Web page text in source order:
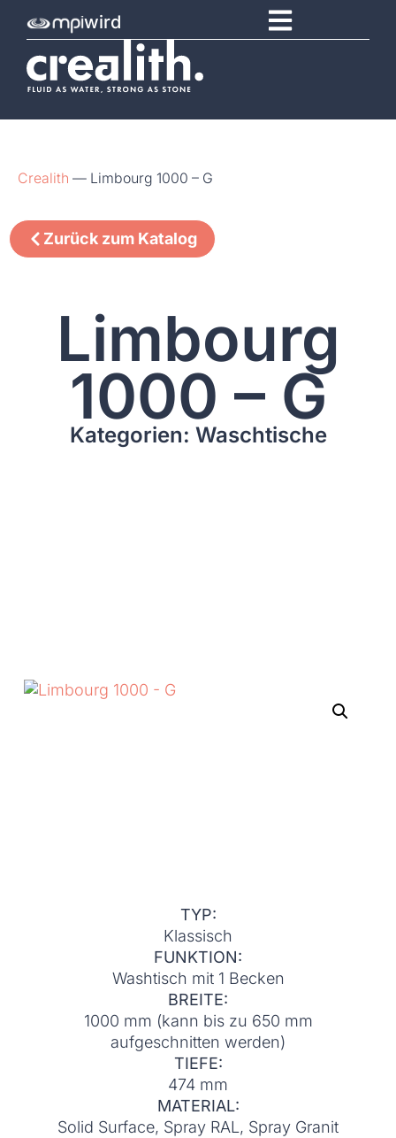
wird
Crealith — Limbourg 1000 – G
Zurück zum Katalog
Limbourg
1000 – G
Kategorien: Waschtische
TYP:
Klassisch
FUNKTION:
Washtisch mit 1 Becken
BREITE:
1000 mm (kann bis zu 650 mm
aufgeschnitten werden)
TIEFE:
474 mm
MATERIAL:
Solid Surface, Spray RAL, Spray Granit